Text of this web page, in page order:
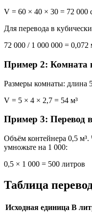
V = 60 × 40 × 30 = 72 000
Для перевода в
72 000 / 1 000 000 = 0,072
Пример 2: Комната
Размеры комнаты: длина
V = 5 × 4 × 2,7 = 54 м³
Пример 3: Перевод
Объём контейнера 0,5 м³.
умножьте на 1 000:
0,5 × 1 000 = 500 литров
Таблица
Исходная единица В